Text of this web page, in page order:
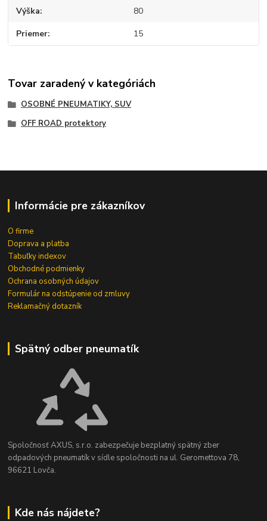
Výška 80
Priemer 15
Tovar zaradený v kategóriách
OSOBNÉ PNEUMATIKY, SUV
OFF ROAD protektory
Informácie pre zákazníkov
O firme
Doprava a platba
Tabuľky indexov
Obchodné podmienky
Ochrana osobných údajov
Formulár na odstúpenie od zmluvy
Reklamačný dotazník
Spätný odber pneumatík
Spoločnosť AXUS, s.r.o. zabezpečuje bezplatný spätný zber
odpadových pneumatík v sídle spoločnosti na ul. Geromettova 78,
96621 Lovča.
Kde nás nájdete?